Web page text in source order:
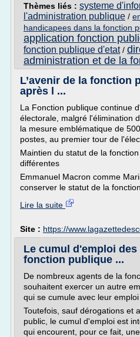
Thèmes liés : systeme
l'administration publique /
handicapees dans la fonction
application fonction
fonction publique d'etat/
administration et de la
L’avenir de la fonction
après l ...
La Fonction publique continue
électorale, malgré l'élimination
la mesure emblématique de
postes, au premier tour de
Maintien du statut de la
différentes
Emmanuel Macron comme
conserver le statut de la
Lire la suite
Site : https://
Le cumul d'emploi
fonction publique ...
De nombreux agents de la
souhaitent exercer un autre
qui se cumule avec leur emploi
Toutefois, sauf dérogations et
public, le cumul d'emploi est
qui encourent, pour ce fait,